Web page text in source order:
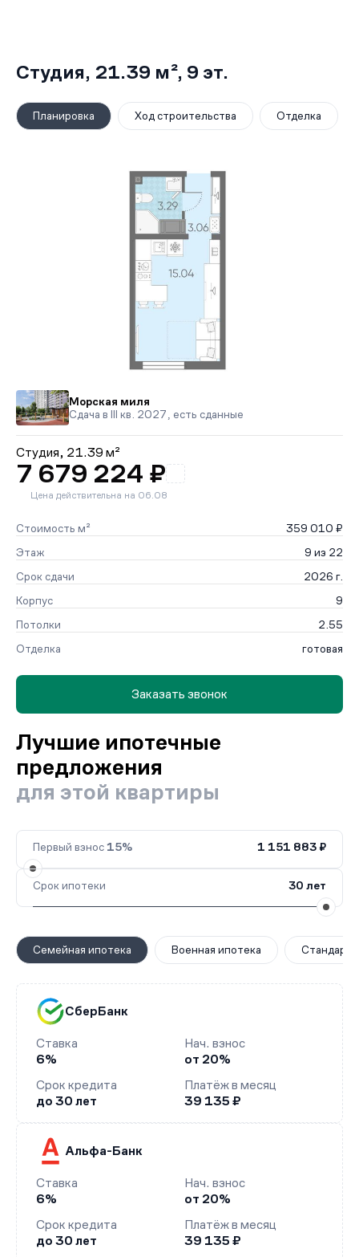
Студия, 21.39 м², 9 эт.
Планировка Ход строительства Отделка
Морская миля
Сдача в III кв. 2027, есть сданные
Студия, 21.39 м²
7 679 224 ₽
Цена действительна на 06.08
Стоимость м²
359 010 ₽
Этаж
9 из 22
Срок сдачи
2026 г.
Корпус
9
Потолки
2.55
Отделка
готовая
Заказать звонок
Лучшие ипотечные
предложения
для этой квартиры
Первый взнос15% 1 151 883 ₽
Срок ипотеки 30 лет
Семейная ипотека Военная ипотека
СберБанк
Ставка
6%
Нач. взнос
от 20%
Срок кредита
до 30 лет
Платёж в месяц
39 135 ₽
Альфа-Банк
Ставка
6%
Нач. взнос
от 20%
Срок кредита
до 30 лет
Платёж в месяц
39 135 ₽